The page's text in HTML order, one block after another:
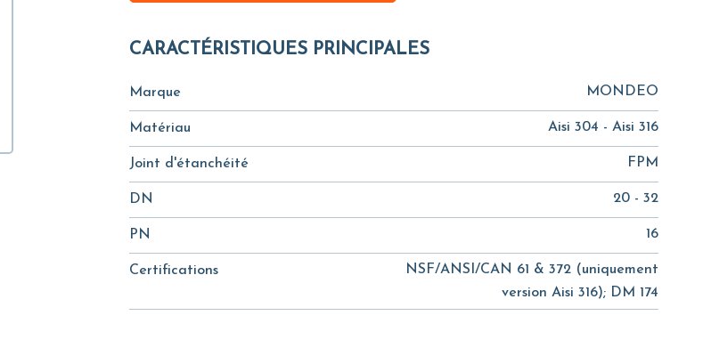
CARACTÉRISTIQUES PRINCIPALES
Marque MONDEO
Matériau Aisi 304 - Aisi 316
Joint d'étanchéité FPM
DN 20 - 32
PN 16
Certifications
NSF/ANSI/CAN 61 & 372 (uniquement
version Aisi 316); DM 174